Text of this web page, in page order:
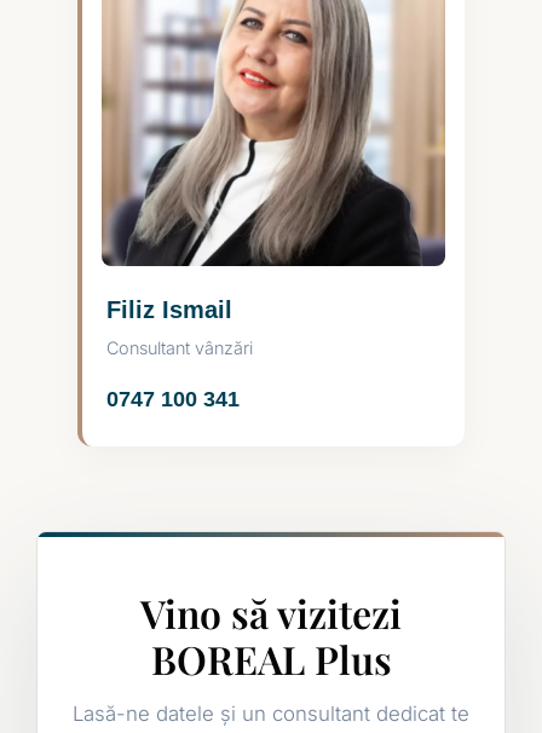
Filiz Ismail
Consultant vânzări
0747 100 341
Vino să vizitezi
BOREAL Plus
Lasă-ne datele și un consultant dedicat te